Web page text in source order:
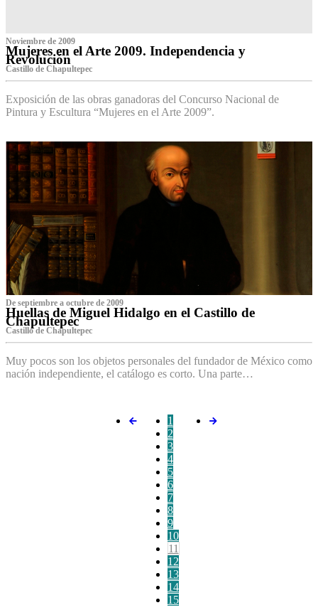
Noviembre de 2009
Mujeres en el Arte 2009. Independencia y
Revolución
Castillo de Chapultepec
Exposición de las obras ganadoras del Concurso Nacional de
Pintura y Escultura “Mujeres en el Arte 2009”.
De septiembre a octubre de 2009
Huellas de Miguel Hidalgo en el Castillo de
Chapultepec
Castillo de Chapultepec
Muy pocos son los objetos personales del fundador de México como
nación independiente, el catálogo es corto. Una parte…
1
2
3
4
5
6
7
8
9
10
11
12
13
14
15